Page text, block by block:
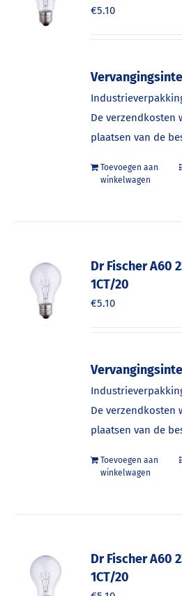
€5.10
De verzendkosten
plaatsen van de
Toevoegen aan
winkelwagen
Dr Fischer A60
1CT/20
€5.10
De verzendkosten
plaatsen van de
Toevoegen aan
winkelwagen
Dr Fischer A60
1CT/20